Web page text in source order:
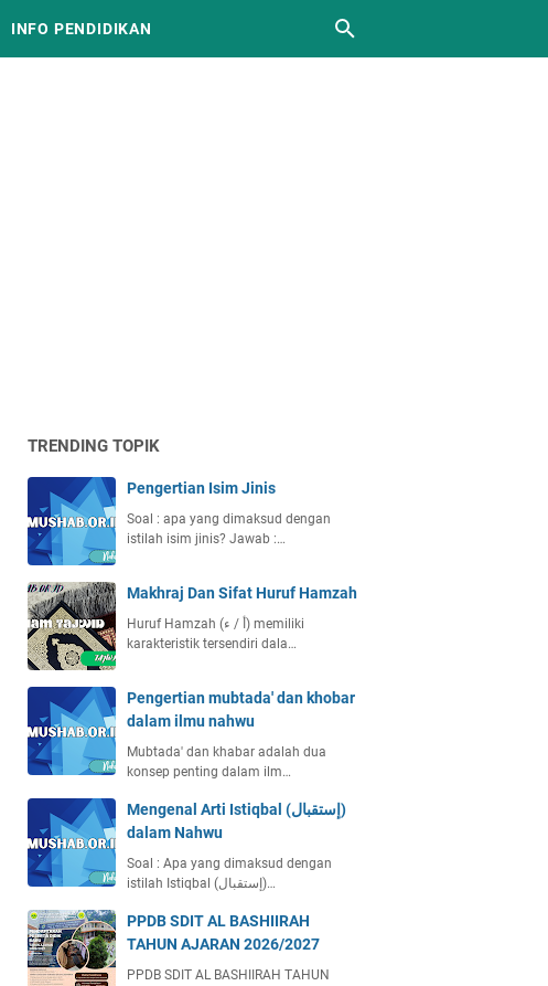
INFO PENDIDIKAN
TRENDING TOPIK
Pengertian Isim Jinis
Soal : apa yang dimaksud dengan
istilah isim jinis? Jawab :…
Makhraj Dan Sifat Huruf Hamzah
Huruf Hamzah (أ / ء) memiliki
karakteristik tersendiri dala…
Pengertian mubtada' dan khobar
dalam ilmu nahwu
Mubtada' dan khabar adalah dua
konsep penting dalam ilm…
Mengenal Arti Istiqbal (إستقبال)
dalam Nahwu
Soal : Apa yang dimaksud dengan
istilah Istiqbal (إستقبال)…
PPDB SDIT AL BASHIIRAH
TAHUN AJARAN 2026/2027
PPDB SDIT AL BASHIIRAH TAHUN